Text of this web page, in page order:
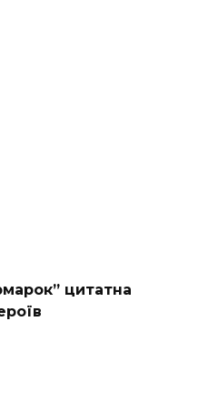
цитатна